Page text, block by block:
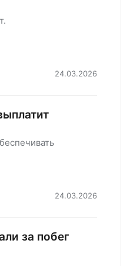
24.03.2026
24.03.2026
за побег